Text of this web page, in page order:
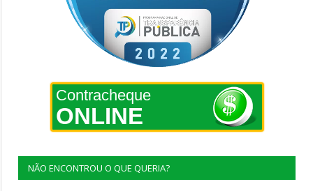
Contracheque
ONLINE
NÃO ENCONTROU O QUE QUERIA?